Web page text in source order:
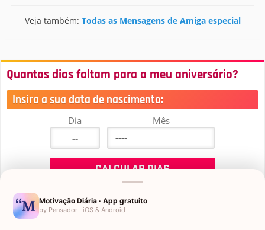
Veja também: Todas as Mensagens de Amiga especial
Quantos dias faltam para o meu aniversário?
Insira a sua data de nascimento:
Dia Mês
Motivação Diária · App gratuito
by Pensador · iOS & Android